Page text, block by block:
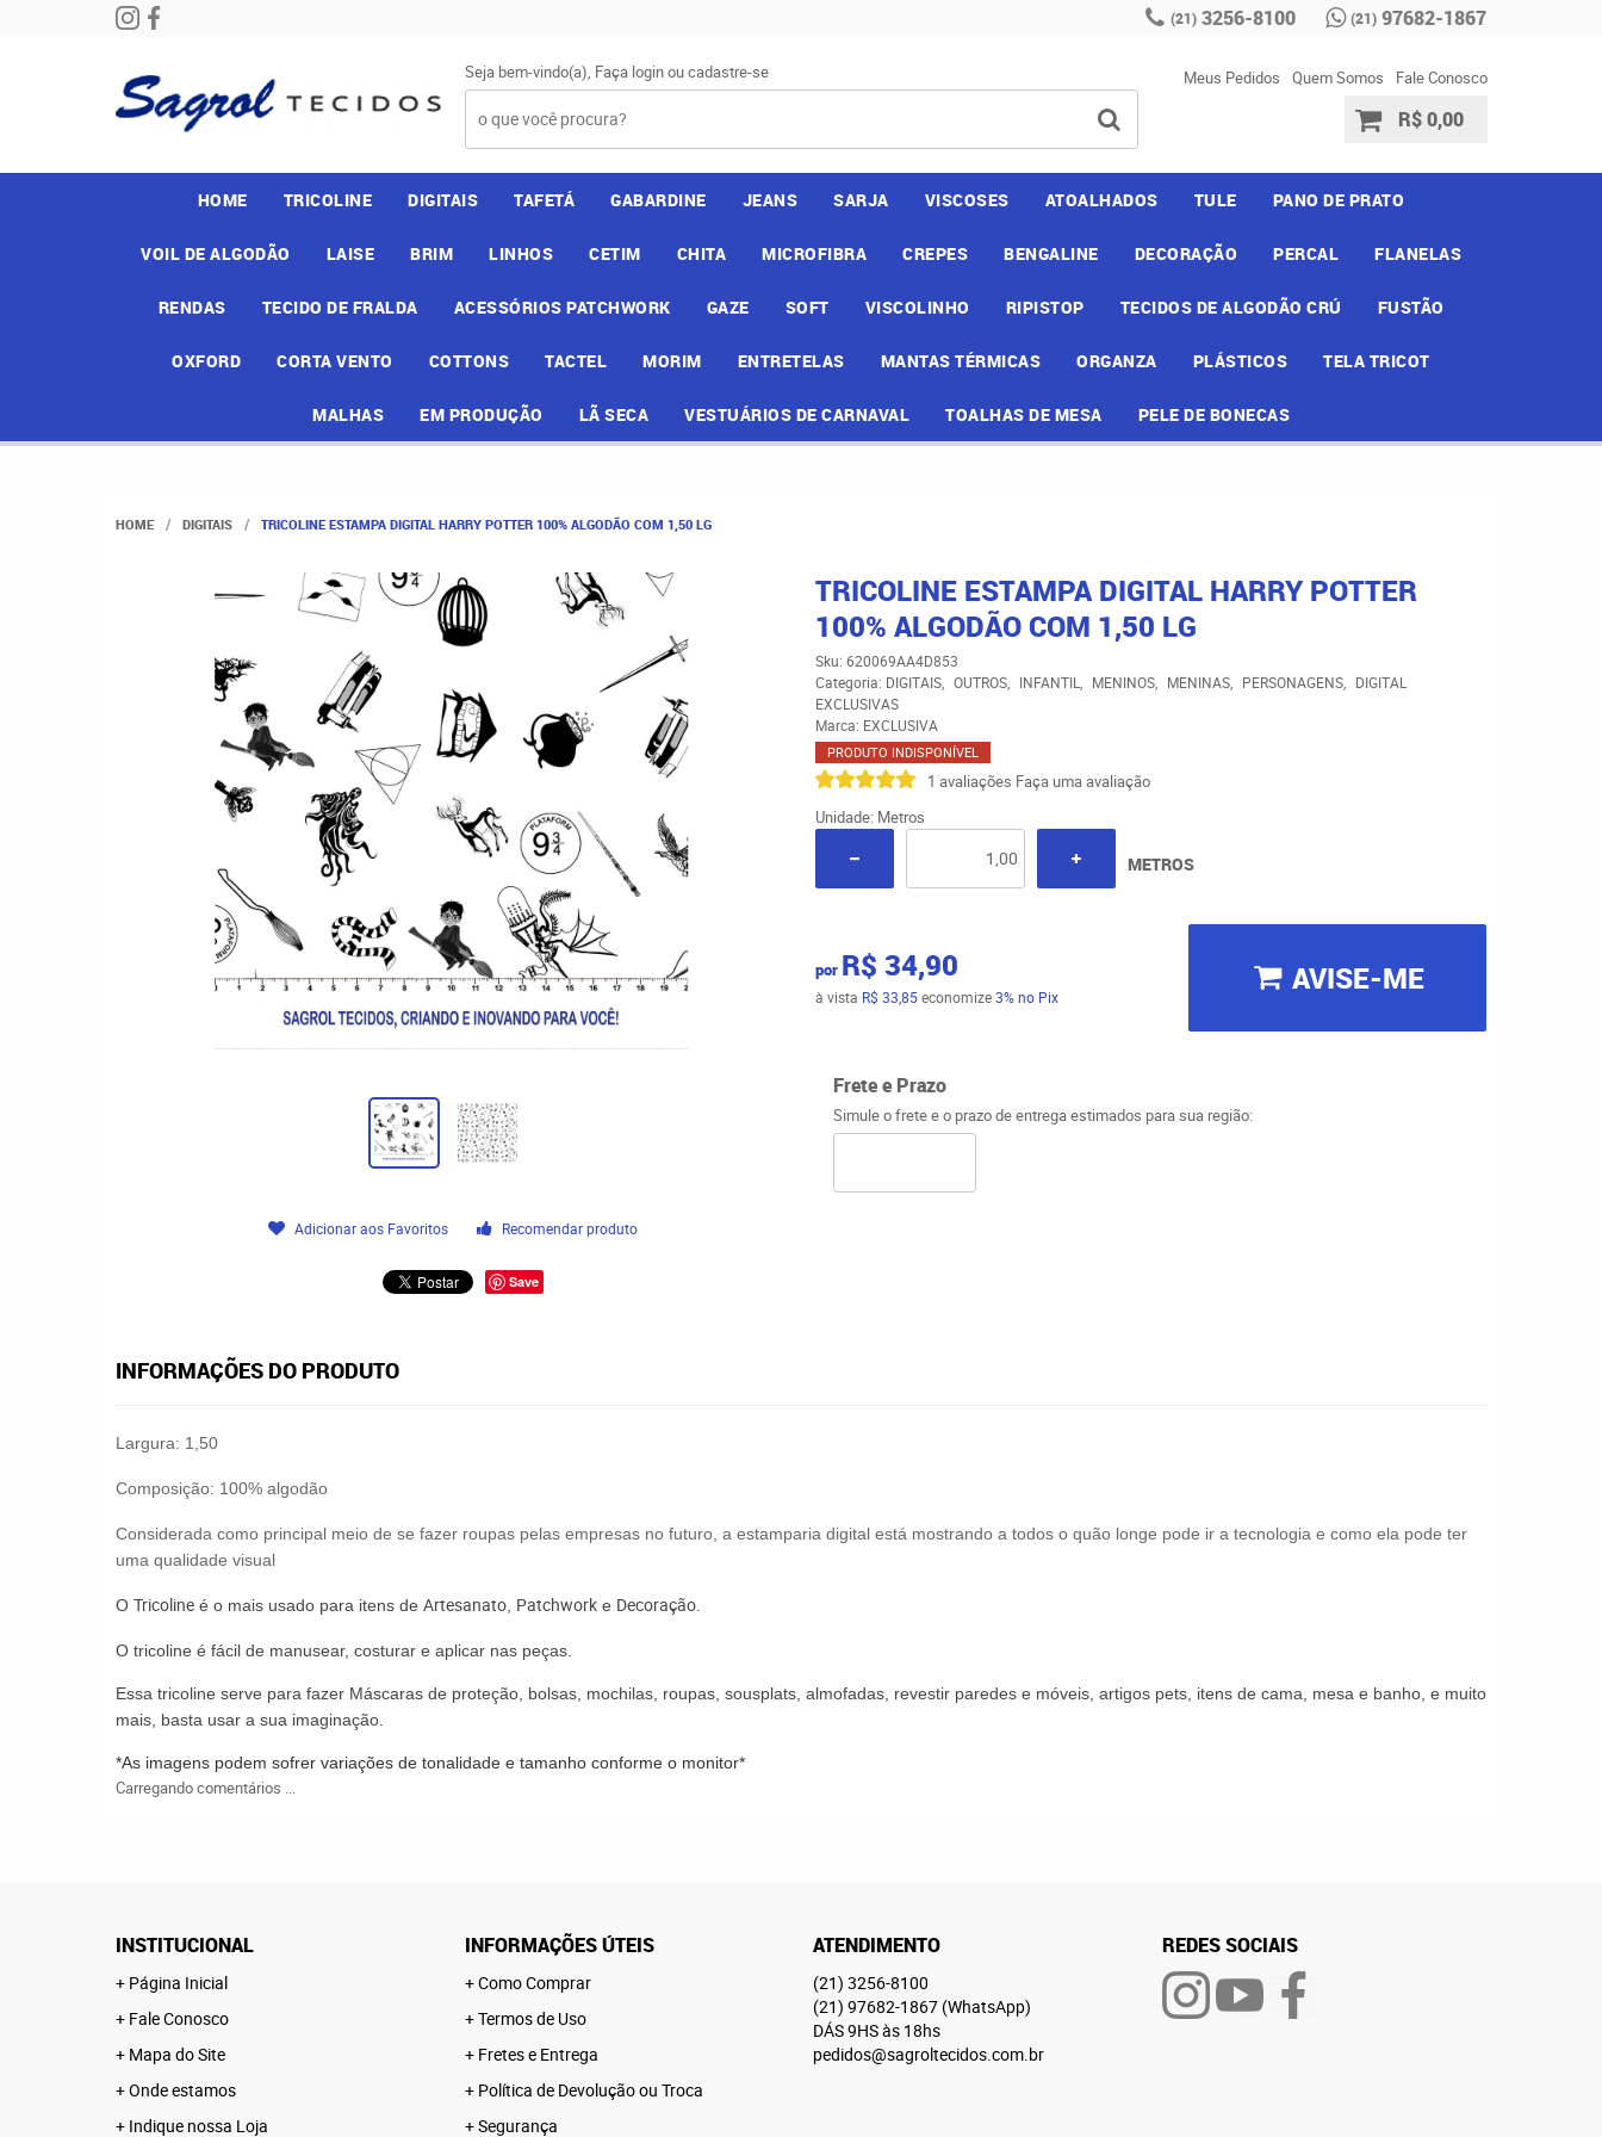
(21) 3256-8100 (21) 97682-1867
Seja bem-vindo(a), Faça loginoucadastre-se Meus Pedidos Quem Somos Fale Conosco
R$ 0,00
HOME TRICOLINE DIGITAIS TAFETÁ GABARDINE JEANS SARJA VISCOSES ATOALHADOS TULE PANO DE PRATO
VOIL DE ALGODÃO LAISE BRIM LINHOS CETIM CHITA MICROFIBRA CREPES BENGALINE DECORAÇÃO PERCAL FLANELAS
RENDAS TECIDO DE FRALDA ACESSÓRIOS PATCHWORK GAZE SOFT VISCOLINHO RIPISTOP TECIDOS DE ALGODÃO CRÚ FUSTÃO
OXFORD CORTA VENTO COTTONS TACTEL MORIM ENTRETELAS MANTAS TÉRMICAS ORGANZA PLÁSTICOS TELA TRICOT
MALHAS EM PRODUÇÃO LÃ SECA VESTUÁRIOS DE CARNAVAL TOALHAS DE MESA PELE DE BONECAS
HOME DIGITAIS TRICOLINE ESTAMPA DIGITAL HARRY POTTER 100% ALGODÃO COM 1,50 LG
Adicionar aos Favoritos Recomendar produto
Save
TRICOLINE ESTAMPA DIGITAL HARRY POTTER
100% ALGODÃO COM 1,50 LG
Sku: 620069AA4D853
Categoria: DIGITAIS OUTROS INFANTIL MENINOS MENINAS PERSONAGENS
DIGITAL
EXCLUSIVAS
Marca: EXCLUSIVA
PRODUTO INDISPONÍVEL
1 avaliações Faça uma avaliação
Unidade: Metros
METROS
por R$ 34,90
à vista R$ 33,85economize3% no Pix AVISE-ME
Frete e Prazo
Simule o frete e o prazo de entrega estimados para sua região:
INFORMAÇÕES DO PRODUTO
Largura: 1,50
Composição: 100% algodão
Considerada como principal meio de se fazer roupas pelas empresas no futuro, a estamparia digital está mostrando a todos o quão longe pode ir a tecnologia e como ela pode ter
uma qualidade visual
O Tricoline é o mais usado para itens de Artesanato Patchwork e Decoração.
O tricoline é fácil de manusear, costurar e aplicar nas peças.
Essa tricoline serve para fazer Máscaras de proteção, bolsas, mochilas, roupas, sousplats, almofadas, revestir paredes e móveis, artigos pets, itens de cama, mesa e banho, e muito
mais, basta usar a sua imaginação.
*As imagens podem sofrer variações de tonalidade e tamanho conforme o monitor*
Carregando comentários ...
INSTITUCIONAL
Página Inicial
Fale Conosco
Mapa do Site
Onde estamos
Indique nossa Loja
INFORMAÇÕES ÚTEIS
Como Comprar
Termos de Uso
Fretes e Entrega
Política de Devolução ou Troca
Segurança
ATENDIMENTO
(21) 3256-8100
(21) 97682-1867 (WhatsApp)
DÁS 9HS às 18hs
pedidos@sagroltecidos.com.br
REDES SOCIAIS